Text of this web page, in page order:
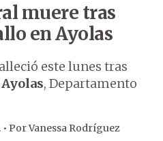
muere tras
en Ayolas
este lunes tras
Ayolas, Departamento
PorVanessa Rodríguez